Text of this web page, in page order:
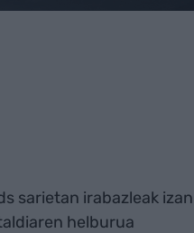
sarietan irabazleak izan
helburua